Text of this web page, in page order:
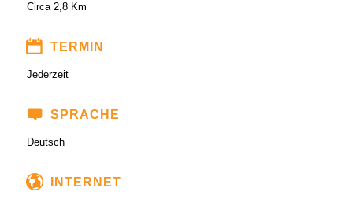
Circa 2,8 Km
TERMIN
Jederzeit
SPRACHE
Deutsch
INTERNET